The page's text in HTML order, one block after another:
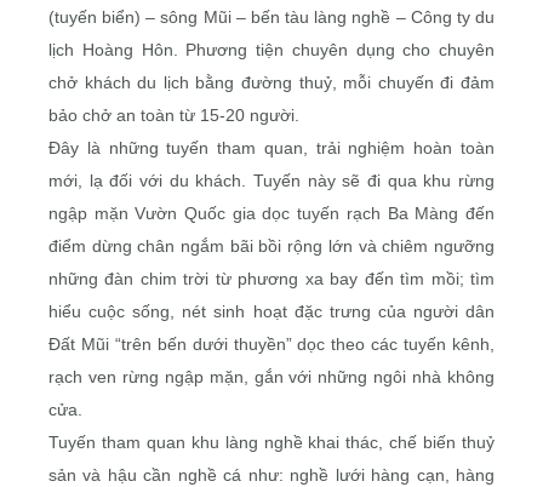
(tuyến biển) – sông Mũi – bến tàu làng nghề – Công ty du
lịch Hoàng Hôn. Phương tiện chuyên dụng cho chuyên
chở khách du lịch bằng đường thuỷ, mỗi chuyến đi đảm
bảo chở an toàn từ 15-20 người.
Ðây là những tuyến tham quan, trải nghiệm hoàn toàn
mới, lạ đối với du khách. Tuyến này sẽ đi qua khu rừng
ngập mặn Vườn Quốc gia dọc tuyến rạch Ba Màng đến
điểm dừng chân ngắm bãi bồi rộng lớn và chiêm ngưỡng
những đàn chim trời từ phương xa bay đến tìm mồi; tìm
hiểu cuộc sống, nét sinh hoạt đặc trưng của người dân
Ðất Mũi “trên bến dưới thuyền” dọc theo các tuyến kênh,
rạch ven rừng ngập mặn, gắn với những ngôi nhà không
cửa.
Tuyến tham quan khu làng nghề khai thác, chế biến thuỷ
sản và hậu cần nghề cá như: nghề lưới hàng cạn, hàng